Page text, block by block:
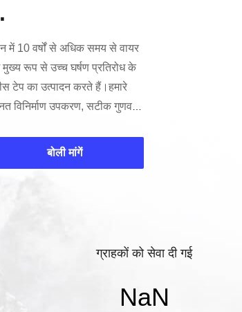
में 10 वर्षों से अधिक समय से वायर
मुख्य रूप से उच्च घर्षण प्रतिरोध के
टेप का उत्पादन करते हैं।हमारे
विनिर्माण उपकरण, सटीक गुणवत्ता
हम विश्व-प्रसिद्ध OEM
इनलिनिटी/मज़्दा/एसी/एफसीए) और
बोली मांगें
ग्राहकों को सेवा दी गई
NaN